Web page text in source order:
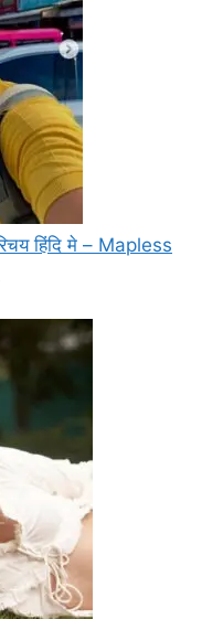
हिंदि मे – Mapless